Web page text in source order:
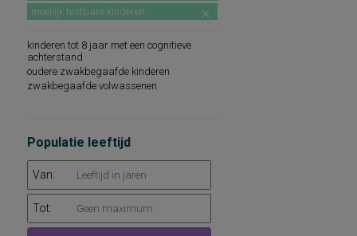
FAQ
moeilijk testbare kinderen
kinderen tot 8 jaar met een cognitieve
achterstand
oudere zwakbegaafde kinderen
zwakbegaafde volwassenen
Populatie leeftijd
Van:
Tot: